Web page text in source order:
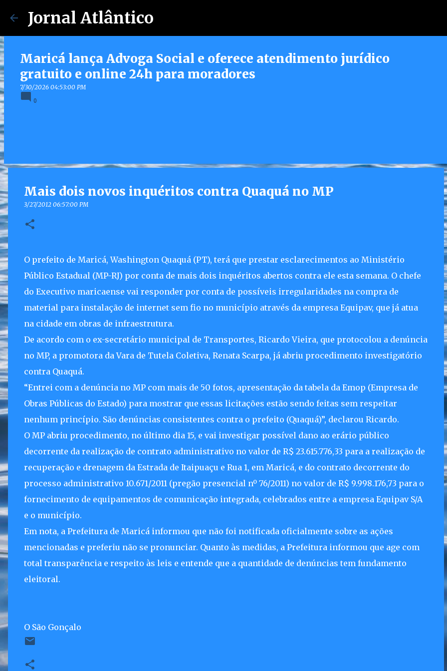
Jornal Atlântico
Maricá lança Advoga Social e oferece atendimento jurídico
gratuito e online 24h para moradores
7/30/2026 04:53:00 PM
0
Mais dois novos inquéritos contra Quaquá no MP
3/27/2012 06:57:00 PM
O prefeito de Maricá, Washington Quaquá (PT), terá que prestar esclarecimentos ao Ministério
Público Estadual (MP-RJ) por conta de mais dois inquéritos abertos contra ele esta semana. O chefe
do Executivo maricaense vai responder por conta de possíveis irregularidades na compra de
material para instalação de internet sem fio no município através da empresa Equipav, que já atua
na cidade em obras de infraestrutura.
De acordo com o ex-secretário municipal de Transportes, Ricardo Vieira, que protocolou a denúncia
no MP, a promotora da Vara de Tutela Coletiva, Renata Scarpa, já abriu procedimento investigatório
contra Quaquá.
“Entrei com a denúncia no MP com mais de 50 fotos, apresentação da tabela da Emop (Empresa de
Obras Públicas do Estado) para mostrar que essas licitações estão sendo feitas sem respeitar
nenhum princípio. São denúncias consistentes contra o prefeito (Quaquá)”, declarou Ricardo.
O MP abriu procedimento, no último dia 15, e vai investigar possível dano ao erário público
decorrente da realização de contrato administrativo no valor de R$ 23.615.776,33 para a realização de
recuperação e drenagem da Estrada de Itaipuaçu e Rua 1, em Maricá, e do contrato decorrente do
processo administrativo 10.671/2011 (pregão presencial nº 76/2011) no valor de R$ 9.998.176,73 para o
fornecimento de equipamentos de comunicação integrada, celebrados entre a empresa Equipav S/A
e o município.
Em nota, a Prefeitura de Maricá informou que não foi notificada oficialmente sobre as ações
mencionadas e preferiu não se pronunciar. Quanto às medidas, a Prefeitura informou que age com
total transparência e respeito às leis e entende que a quantidade de denúncias tem fundamento
eleitoral.
O São Gonçalo